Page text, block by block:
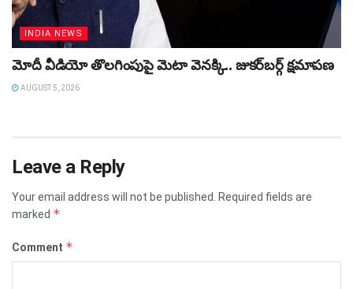
INDIA NEWS
మోదీ వీడియో తొలగింపుపై మెటా వెనక్కి.. జుకర్‌బర్గ్ క్షమాపణ
AUGUST 5, 2026
Leave a Reply
Your email address will not be published. Required fields are
marked *
Comment *